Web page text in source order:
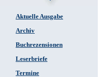
Aktuelle Ausgabe
Archiv
Buchrezensionen
Leserbriefe
Termine